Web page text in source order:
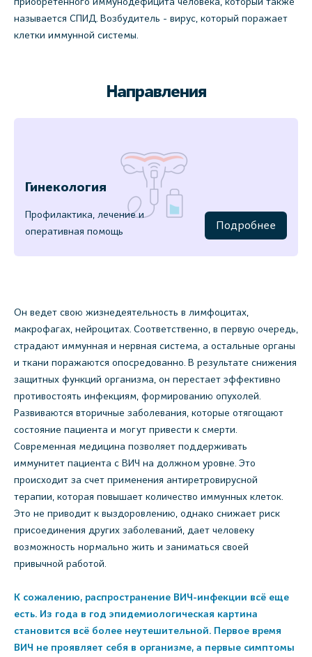
называется СПИД. Возбудитель - вирус, который поражает
клетки иммунной системы.
Направления
Гинекология
Профилактика, лечение и
оперативная помощь
Подробнее
Он ведет свою жизнедеятельность в лимфоцитах,
макрофагах, нейроцитах. Соответственно, в первую очередь,
страдают иммунная и нервная система, а остальные органы
и ткани поражаются опосредованно. В результате снижения
защитных функций организма, он перестает эффективно
противостоять инфекциям, формированию опухолей.
Развиваются вторичные заболевания, которые отягощают
состояние пациента и могут привести к смерти.
Современная медицина позволяет поддерживать
иммунитет пациента с ВИЧ на должном уровне. Это
происходит за счет применения антиретровирусной
терапии, которая повышает количество иммунных клеток.
Это не приводит к выздоровлению, однако снижает риск
присоединения других заболеваний, дает человеку
возможность нормально жить и заниматься своей
привычной работой.
К сожалению, распространение ВИЧ-инфекции всё еще
есть. Из года в год эпидемиологическая картина
становится всё более неутешительной. Первое время
ВИЧ не проявляет себя в организме, а первые симптомы